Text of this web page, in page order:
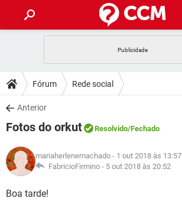
CELULAR
OUTLOOK
INSTAGRAM GMAIL
GUIA DE COMPRAS
DICAS
JOGOS
INSTAGRAM GMAIL
GUIA DE COMPRAS
DOWNLOADS
JOGOS WHATSAPP
CELULAR
OUTLOOK EXCEL
INSTAGRAM
JOGOS WHATSAPP
CELULAR
OUTLOOK
GLOSSÁRIO
Fórum Rede social
Anterior
Fotos do orkut Resolvido/Fechado
mariaherlenemachado - 1 out 2018 às 13:57
FabricioFirmino - 5 out 2018 às 20:52
Boa tarde!